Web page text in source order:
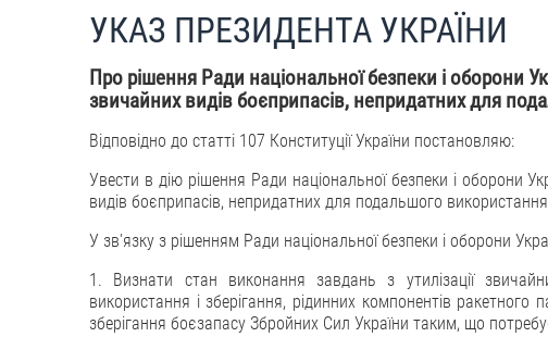
УКАЗ ПРЕЗИДЕНТА УКРАЇНИ
Про рішення Ради національної безпеки і оборони
звичайних видів боєприпасів, непридатних для
Відповідно до статті 107 Конституції України постановляю:
Увести в дію рішення Ради національної безпеки і оборони
видів боєприпасів, непридатних для подальшого використання
У зв'язку з рішенням Ради національної безпеки і оборони
1. Визнати стан виконання завдань з утилізації
використання і зберігання, рідинних компонентів
зберігання боєзапасу Збройних Сил України таким, що